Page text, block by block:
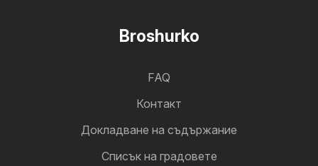
Broshurko
FAQ
Контакт
Докладване на съдържание
Cписък на градовете